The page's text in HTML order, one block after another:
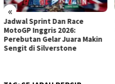
«
Jadwal Sprint Dan Race
MotoGP Inggris 2026:
Perebutan Gelar Juara Makin
Sengit di Silverstone